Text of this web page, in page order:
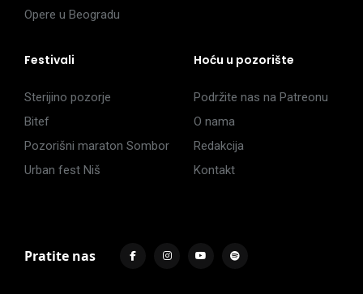
Opere u Beogradu
Festivali
Sterijino pozorje
Bitef
Pozorišni maraton Sombor
Urban fest Niš
Hoću u pozorište
Podržite nas na Patreonu
O nama
Redakcija
Kontakt
Pratite nas